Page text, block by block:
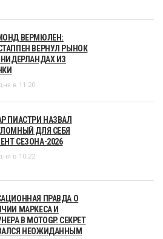
ВЕРМЮЛЕН:
ВЕРНУЛ РЫНОК
НИДЕРЛАНДАХ ИЗ
в 11:20
ПИАСТРИ НАЗВАЛ
ДЛЯ СЕБЯ
СЕЗОНА-2026
в 10:22
ПРАВДА О
МАРКЕСА И
В MOTOGP. СЕКРЕТ
НЕОЖИДАННЫМ